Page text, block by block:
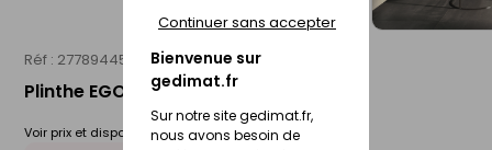
Bienvenue sur
gedimat.fr
Sur notre site gedimat.fr,
nous avons besoin de
Continuer sans accepter
Réf : 27789445 IMOLA
Plinthe EGO 6 x 60 cm - noir
Voir prix et disponibilité en magasin